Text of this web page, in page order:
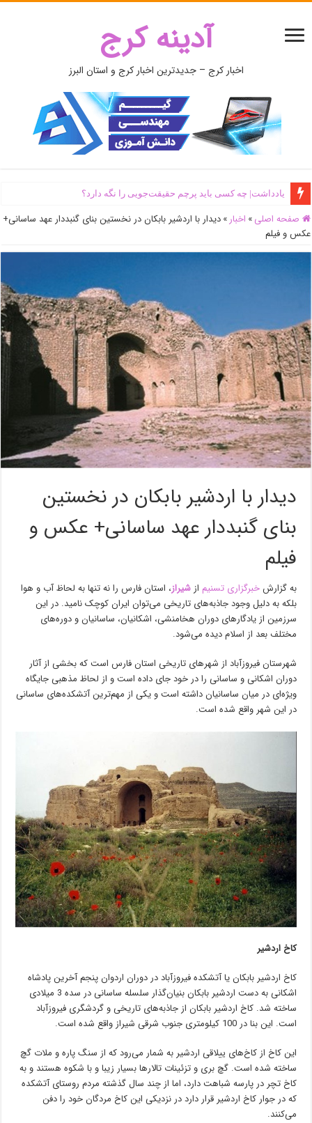
آدینه کرج
اخبار کرج – جدیدترین اخبار کرج و استان البرز
یادداشت| ‌چه کسی باید پرچم حقیقت‌جویی را نگه دارد؟
صفحه اصلی » اخبار » دیدار با اردشیر بابکان در نخستین بنای گنبددار عهد ساسانی+
عکس و فیلم
دیدار با اردشیر بابکان در نخستین
بنای گنبددار عهد ساسانی+ عکس و
فیلم
به گزارشخبرگزاری تسنیم ازشیراز، استان فارس را نه تنها به لحاظ آب و هوا
بلکه به دلیل وجود جاذبه‌های تاریخی می‌توان ایران کوچک نامید. در این
سرزمین از یادگارهای دوران هخامنشی، اشکانیان، ساسانیان و دوره‌های
مختلف بعد از اسلام دیده می‌شود.
شهرستان فیروزآباد از شهرهای تاریخی استان فارس است که بخشی از آثار
دوران اشکانی و ساسانی را در خود جای داده است و از لحاظ مذهبی جایگاه
ویژه‌ای در میان ساسانیان داشته است و یکی از مهم‌ترین آتشکده‌های ساسانی
در این شهر واقع شده است.
کاخ اردشیر
کاخ اردشیر بابکان یا آتشکده فیروزآباد در دوران اردوان پنجم آخرین پادشاه
اشکانی به دست اردشیر بابکان بنیان‌گذار سلسله ساسانی در سده 3 میلادی
ساخته شد. کاخ اردشیر بابکان از جاذبه‌های تاریخی و گردشگری فیروزآباد
است. این بنا در 100 کیلومتری جنوب شرقی شیراز واقع شده است.
این کاخ از کاخ‌های ییلاقی اردشیر به شمار می‌رود که از سنگ پاره و ملات گچ
ساخته شده است. گچ بری و تزئینات تالارها بسیار زیبا و با شکوه هستند و به
کاخ تچر در پارسه شباهت دارد، اما از چند سال گذشته مردم روستای آتشکده
که در جوار کاخ اردشیر قرار دارد در نزدیکی این کاخ مردگان خود را دفن
می‌کنند.